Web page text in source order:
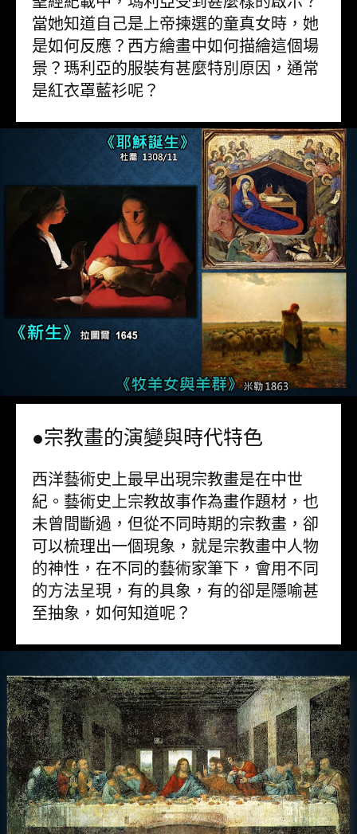
當她知道自己是上帝揀選的童真女時，她
是如何反應？西方繪畫中如何描繪這個場
景？瑪利亞的服裝有甚麼特別原因，通常
是紅衣罩藍衫呢？
●宗教畫的演變與時代特色
西洋藝術史上最早出現宗教畫是在中世
紀。藝術史上宗教故事作為畫作題材，也
未曾間斷過，但從不同時期的宗教畫，卻
可以梳理出一個現象，就是宗教畫中人物
的神性，在不同的藝術家筆下，會用不同
的方法呈現，有的具象，有的卻是隱喻甚
至抽象，如何知道呢？